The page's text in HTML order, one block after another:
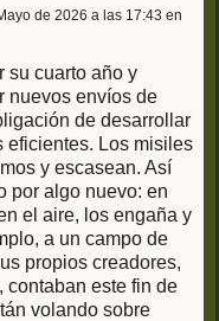
de 2026 a las 17:43 en
su cuarto año y
nuevos envíos de
de desarrollar
eficientes. Los misiles
y escasean. Así
por algo nuevo: en
el aire, los engaña y
a un campo de
propios creadores,
este fin de
volando sobre